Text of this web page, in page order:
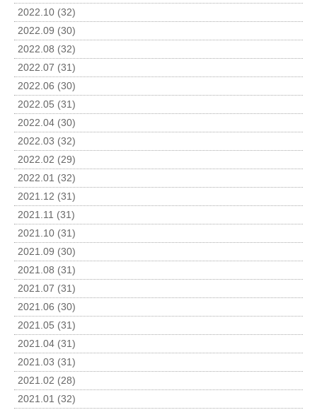
2022.10 (32)
2022.09 (30)
2022.08 (32)
2022.07 (31)
2022.06 (30)
2022.05 (31)
2022.04 (30)
2022.03 (32)
2022.02 (29)
2022.01 (32)
2021.12 (31)
2021.11 (31)
2021.10 (31)
2021.09 (30)
2021.08 (31)
2021.07 (31)
2021.06 (30)
2021.05 (31)
2021.04 (31)
2021.03 (31)
2021.02 (28)
2021.01 (32)